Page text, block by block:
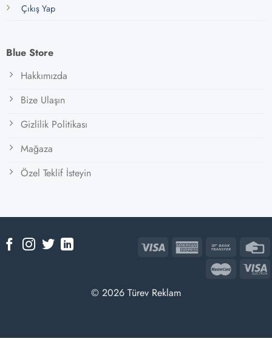
Çıkış Yap
Blue Store
Hakkımızda
Bize Ulaşın
Gizlilik Politikası
Mağaza
Özel Teklif İsteyin
© 2026 Türev Reklam